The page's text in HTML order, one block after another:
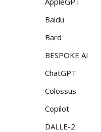
Baidu
Bard
BESPOKE AI
ChatGPT
Colossus
Copilot
DALLE-2